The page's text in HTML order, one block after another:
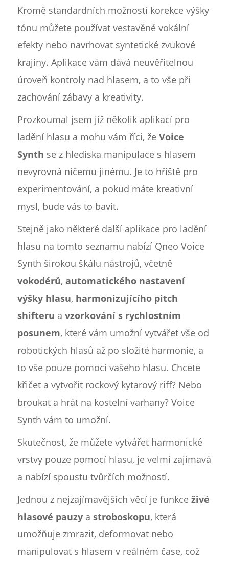
Kromě standardních možností korekce výšky
tónu můžete používat vestavěné vokální
efekty nebo navrhovat syntetické zvukové
krajiny. Aplikace vám dává neuvěřitelnou
úroveň kontroly nad hlasem, a to vše při
zachování zábavy a kreativity.
Prozkoumal jsem již několik aplikací pro
ladění hlasu a mohu vám říci, že Voice
Synth se z hlediska manipulace s hlasem
nevyrovná ničemu jinému. Je to hřiště pro
experimentování, a pokud máte kreativní
mysl, bude vás to bavit.
Stejně jako některé další aplikace pro ladění
hlasu na tomto seznamu nabízí Qneo Voice
Synth širokou škálu nástrojů, včetně
vokodérů, automatického nastavení
výšky hlasu, harmonizujícího pitch
shifteru a vzorkování s rychlostním
posunem, které vám umožní vytvářet vše od
robotických hlasů až po složité harmonie, a
to vše pouze pomocí vašeho hlasu. Chcete
křičet a vytvořit rockový kytarový riff? Nebo
broukat a hrát na kostelní varhany? Voice
Synth vám to umožní.
Skutečnost, že můžete vytvářet harmonické
vrstvy pouze pomocí hlasu, je velmi zajímavá
a nabízí spoustu tvůrčích možností.
Jednou z nejzajímavějších věcí je funkce živé
hlasové pauzya stroboskopu, která
umožňuje zmrazit, deformovat nebo
manipulovat s hlasem v reálném čase, což